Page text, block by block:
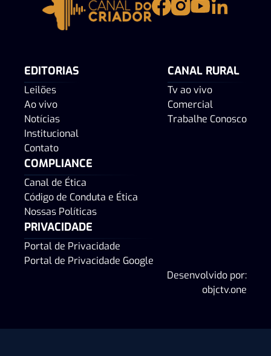
EDITORIAS
Leilões
Ao vivo
Notícias
Institucional
Contato
CANAL RURAL
Tv ao vivo
Comercial
Trabalhe Conosco
COMPLIANCE
Canal de Ética
Código de Conduta e Ética
Nossas Políticas
PRIVACIDADE
Portal de Privacidade
Portal de Privacidade Google
Desenvolvido por:
objctv.one